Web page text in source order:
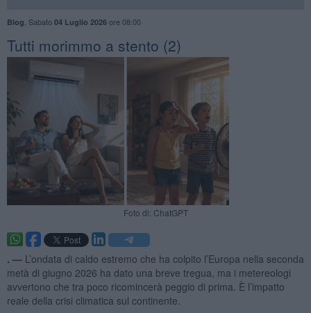
Blog Sabato 04 Luglio 2026ore 08:00
Tutti morimmo a stento (2)
Foto di: ChatGPT
. — L’ondata di caldo estremo che ha colpito l’Europa nella seconda
metà di giugno 2026 ha dato una breve tregua, ma i metereologi
avvertono che tra poco ricomincerà peggio di prima. È l’impatto
reale della crisi climatica sul continente.